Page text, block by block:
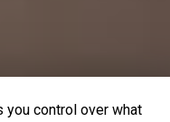
control over what